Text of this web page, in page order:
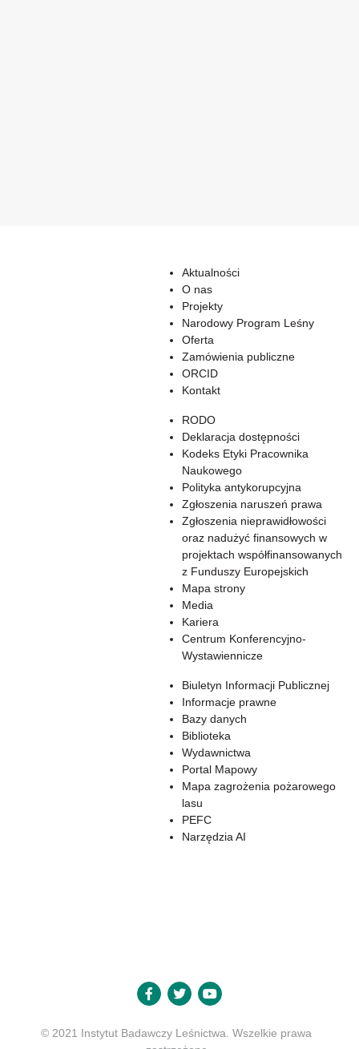
Aktualności
O nas
Projekty
Narodowy Program Leśny
Oferta
Zamówienia publiczne
ORCID
Kontakt
RODO
Deklaracja dostępności
Kodeks Etyki Pracownika
Naukowego
Polityka antykorupcyjna
Zgłoszenia naruszeń prawa
Zgłoszenia nieprawidłowości
oraz nadużyć finansowych w
projektach współfinansowanych
z Funduszy Europejskich
Mapa strony
Media
Kariera
Centrum Konferencyjno-
Wystawiennicze
Biuletyn Informacji Publicznej
Informacje prawne
Bazy danych
Biblioteka
Wydawnictwa
Portal Mapowy
Mapa zagrożenia pożarowego
lasu
PEFC
Narzędzia AI
© 2021 Instytut Badawczy Leśnictwa. Wszelkie prawa